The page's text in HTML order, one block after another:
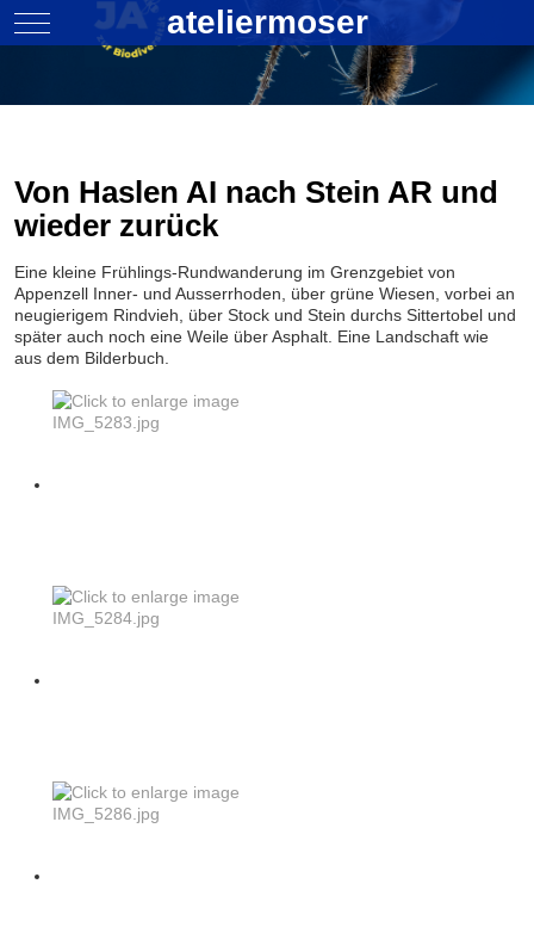
Mobile Menu Toggleateliermoser
Von Haslen AI nach Stein AR und
wieder zurück
Eine kleine Frühlings-Rundwanderung im Grenzgebiet von
Appenzell Inner- und Ausserrhoden, über grüne Wiesen, vorbei an
neugierigem Rindvieh, über Stock und Stein durchs Sittertobel und
später auch noch eine Weile über Asphalt. Eine Landschaft wie
aus dem Bilderbuch.